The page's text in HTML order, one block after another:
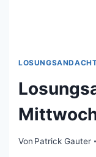
Von Patrick Gauter